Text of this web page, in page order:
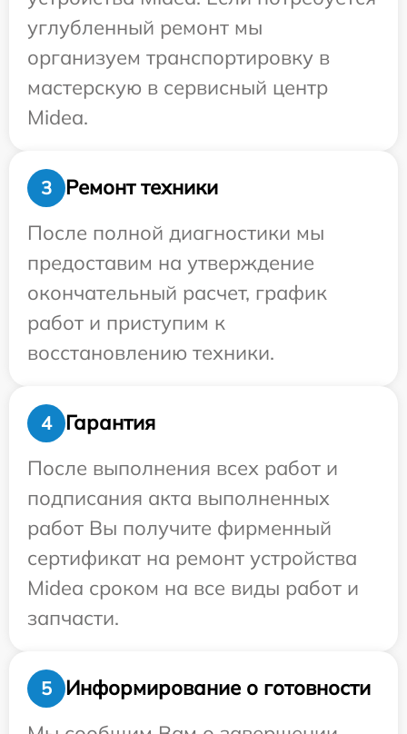
углубленный ремонт мы
организуем транспортировку в
мастерскую в сервисный центр
Midea.
3
Ремонт техники
После полной диагностики мы
предоставим на утверждение
окончательный расчет, график
работ и приступим к
восстановлению техники.
4
Гарантия
После выполнения всех работ и
подписания акта выполненных
работ Вы получите фирменный
сертификат на ремонт устройства
Midea сроком на все виды работ и
запчасти.
5
Информирование о готовности